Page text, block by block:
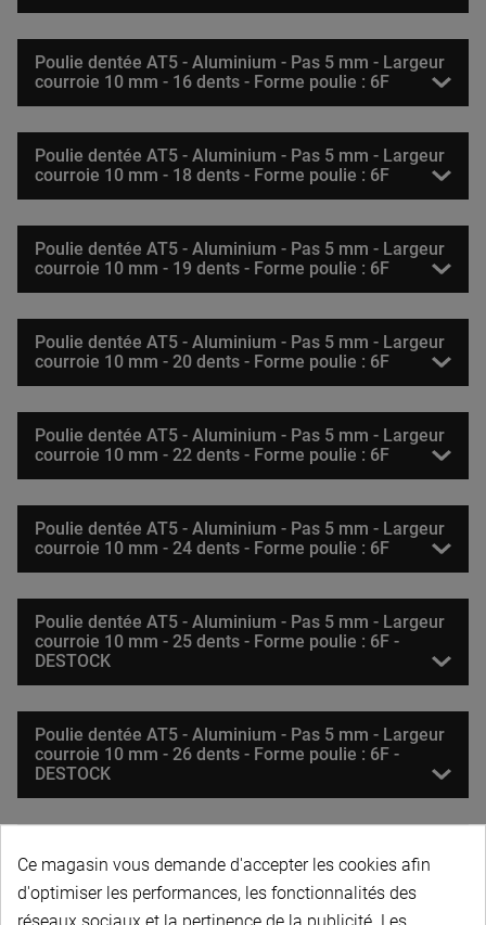
Poulie dentée AT5 - Aluminium - Pas 5 mm - Largeur
courroie 10 mm - 16 dents - Forme poulie : 6F
Poulie dentée AT5 - Aluminium - Pas 5 mm - Largeur
courroie 10 mm - 18 dents - Forme poulie : 6F
Poulie dentée AT5 - Aluminium - Pas 5 mm - Largeur
courroie 10 mm - 19 dents - Forme poulie : 6F
Poulie dentée AT5 - Aluminium - Pas 5 mm - Largeur
courroie 10 mm - 20 dents - Forme poulie : 6F
Poulie dentée AT5 - Aluminium - Pas 5 mm - Largeur
courroie 10 mm - 22 dents - Forme poulie : 6F
Poulie dentée AT5 - Aluminium - Pas 5 mm - Largeur
courroie 10 mm - 24 dents - Forme poulie : 6F
Poulie dentée AT5 - Aluminium - Pas 5 mm - Largeur
courroie 10 mm - 25 dents - Forme poulie : 6F -
DESTOCK
Poulie dentée AT5 - Aluminium - Pas 5 mm - Largeur
courroie 10 mm - 26 dents - Forme poulie : 6F -
DESTOCK
courroie 10 mm - 27 dents - Forme poulie : 6F
Ce magasin vous demande d'accepter les cookies afin
d'optimiser les performances, les fonctionnalités des